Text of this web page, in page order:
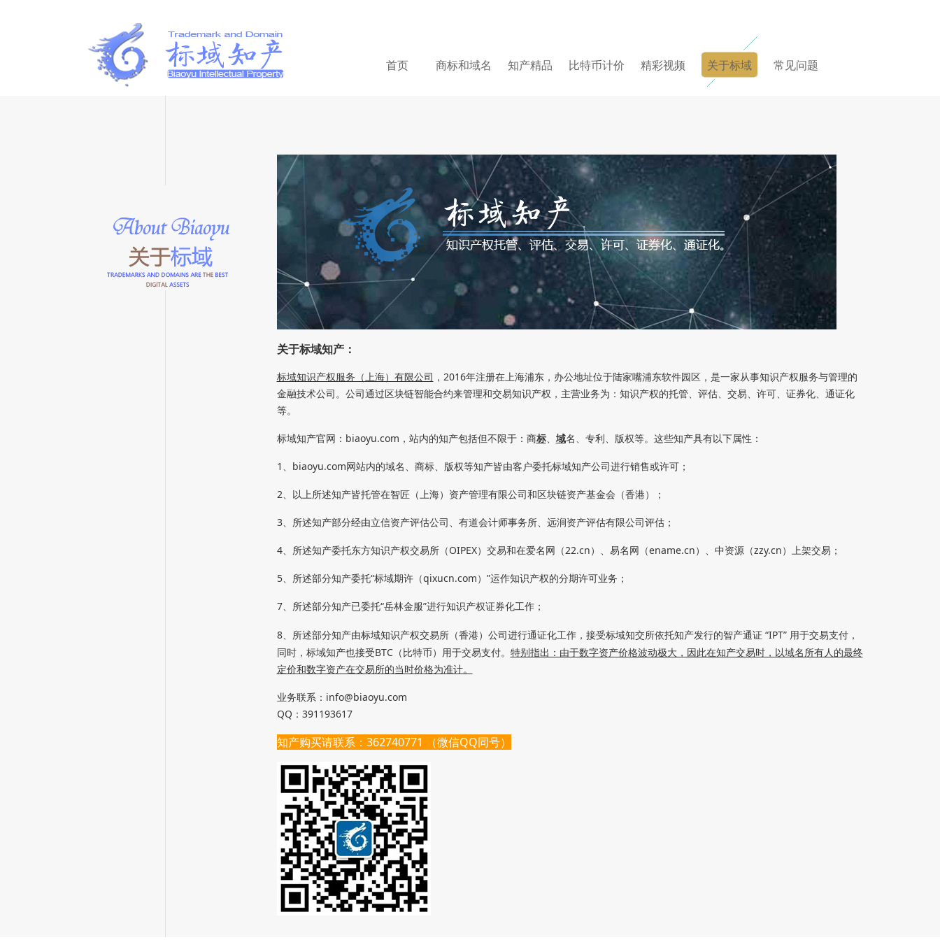
首页 商标和域名 知产精品 比特币计价 精彩视频 关于标域 常见问题
关于标域知产：
标域知识产权服务（上海）有限公司 ，2016年注册在上海浦东，办公地址位于陆家嘴浦东软件园区，是一家从事知识产权服务与管理的
金融技术公司。 公司通过区块链智能合约来管理和交易知识产权， 主营业务为：知识产权的托管、评估、交易、许可、证券化、通证化
等。
标域知产官网：biaoyu.com，站内的知产包括但不限于：商标、 域名、专利、版权等。这些知产具有以下属性：
1、biaoyu.com网站内的域名、商标、版权等知产皆由客户委托标域知产公司进行销售或许可；
2、以上所述知产皆托管在智匠（上海）资产管理有限公司和区块链资产基金会（香港）；
3、所述知产部分经由立信资产评估公司、有道会计师事务所、远涧资产评估有限公司评估；
4、所述知产委托东方知识产权交易所（OIPEX）交易和在爱名网（22.cn）、易名网（ename.cn）、中资源（zzy.cn）上架交易；
5、所述部分知产委托“标域期许（qixucn.com）”运作知识产权的分期许可业务；
7、所述部分知产已委托“岳林金服”进行知识产权证券化工作；
8、所述部分知产由标域知识产权交易所（香港）公司进行通证化工作，接受标域知交所依托知产发行的智产通证 “IPT” 用于交易支付，
同时，标域知产也接受BTC（比特币）用于交易支付。 特别指出：由于数字资产价格波动极大，因此在知产交易时，以域名所有人的最终
定价和数字资产在交易所的当时价格为准计。
业务联系：info@biaoyu.com
QQ：391193617
知产购买请联系：362740771 （微信QQ同号）